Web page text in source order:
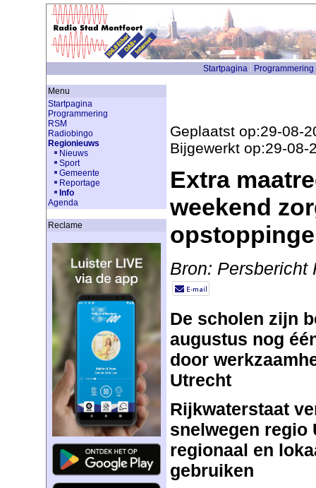
Startpagina Programmering
Menu
Startpagina
Programmering
RSM
Radiobingo
Regionieuws
Nieuws
Sport
Gemeente
Reportage
Info
Agenda
Reclame
Geplaatst op:29-08-
Bijgewerkt op:29-08-
Extra
weekend
Bron: Persbericht
De scholen zijn
augustus nog
door
Utrecht
Rijkwaterstaat
snelwegen regio
regionaal en
gebruiken